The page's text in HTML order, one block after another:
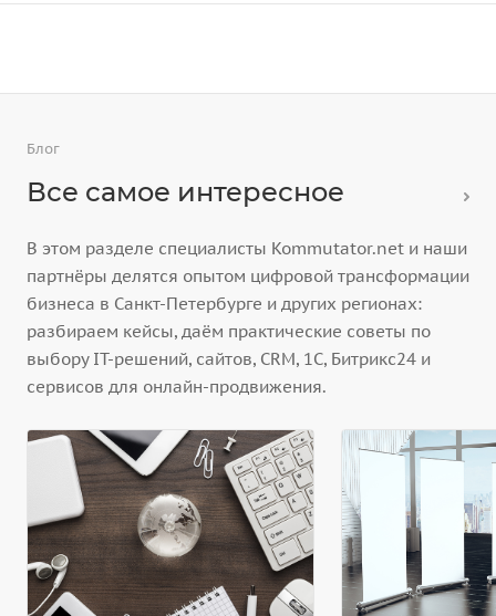
Блог
Все самое интересное
В этом разделе специалисты Kommutator.net и наши
партнёры делятся опытом цифровой трансформации
бизнеса в Санкт-Петербурге и других регионах:
разбираем кейсы, даём практические советы по
выбору IT-решений, сайтов, CRM, 1С, Битрикс24 и
сервисов для онлайн-продвижения.